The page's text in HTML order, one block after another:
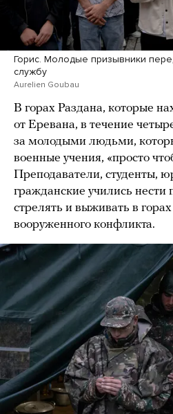
Горис. Молодые призывники
службу
Aurelien Goubau
В горах Раздана, которые
от Еревана, в течение
за молодыми людьми,
военные учения, «просто
Преподаватели, студенты,
гражданские учились нести
стрелять и выживать в
вооруженного конфликта.